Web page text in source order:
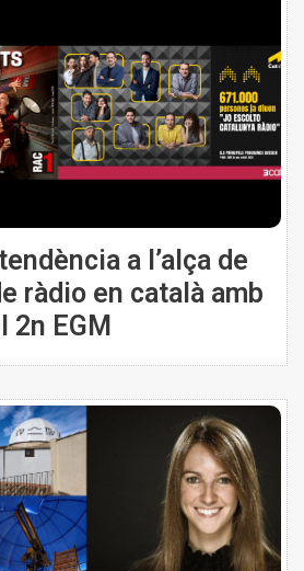
a l’alça de
ràdio en català amb
2n EGM